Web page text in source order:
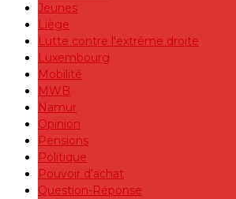
Jeunes
Liège
Lutte contre l'extrême droite
Luxembourg
Mobilité
MWB
Namur
Opinion
Pensions
Politique
Pouvoir d'achat
Question-Réponse